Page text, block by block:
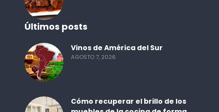
Últimos posts
Vinos de América del Sur
AGOSTO 7, 2026
Cómo recuperar el brillo de los